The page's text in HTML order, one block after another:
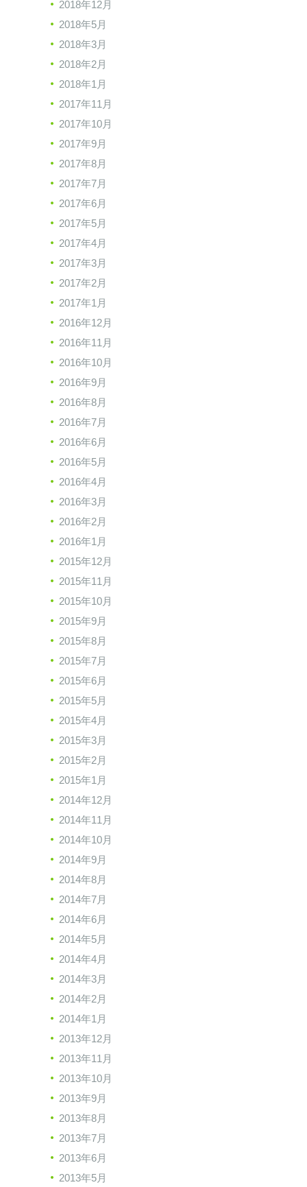
2018年12月
2018年5月
2018年3月
2018年2月
2018年1月
2017年11月
2017年10月
2017年9月
2017年8月
2017年7月
2017年6月
2017年5月
2017年4月
2017年3月
2017年2月
2017年1月
2016年12月
2016年11月
2016年10月
2016年9月
2016年8月
2016年7月
2016年6月
2016年5月
2016年4月
2016年3月
2016年2月
2016年1月
2015年12月
2015年11月
2015年10月
2015年9月
2015年8月
2015年7月
2015年6月
2015年5月
2015年4月
2015年3月
2015年2月
2015年1月
2014年12月
2014年11月
2014年10月
2014年9月
2014年8月
2014年7月
2014年6月
2014年5月
2014年4月
2014年3月
2014年2月
2014年1月
2013年12月
2013年11月
2013年10月
2013年9月
2013年8月
2013年7月
2013年6月
2013年5月